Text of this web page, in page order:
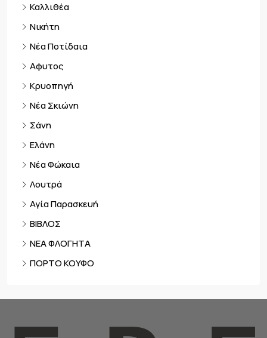
Καλλιθέα
Νικήτη
Νέα Ποτίδαια
Αφυτος
Κρυοπηγή
Νέα Σκιώνη
Σάνη
Ελάνη
Νέα Φώκαια
Λουτρά
Αγία Παρασκευή
ΒΙΒΛΟΣ
ΝΕΑ ΦΛΟΓΗΤΑ
ΠΟΡΤΟ ΚΟΥΦΟ